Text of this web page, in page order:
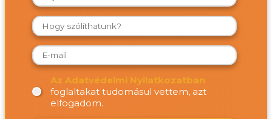
Az Adatvédelmi Nyilatkozatban
foglaltakat tudomásul vettem, azt
elfogadom.